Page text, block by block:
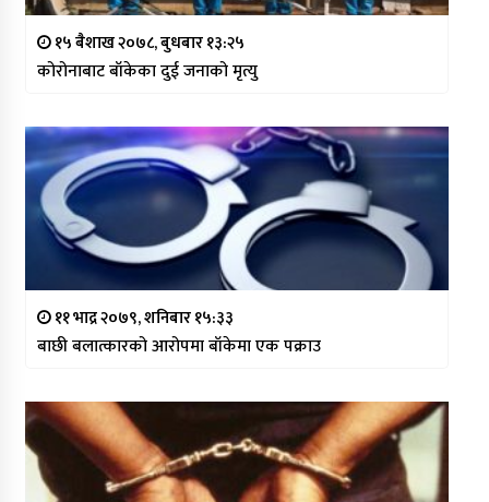
१५ बैशाख २०७८, बुधबार १३:२५
कोरोनाबाट बाँकेका दुई जनाको मृत्यु
११ भाद्र २०७९, शनिबार १५:३३
बाछी बलात्कारको आरोपमा बाँकेमा एक पक्राउ